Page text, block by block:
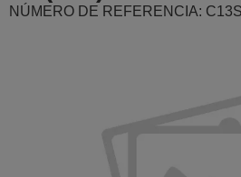
NÚMERO DE REFERENCIA: